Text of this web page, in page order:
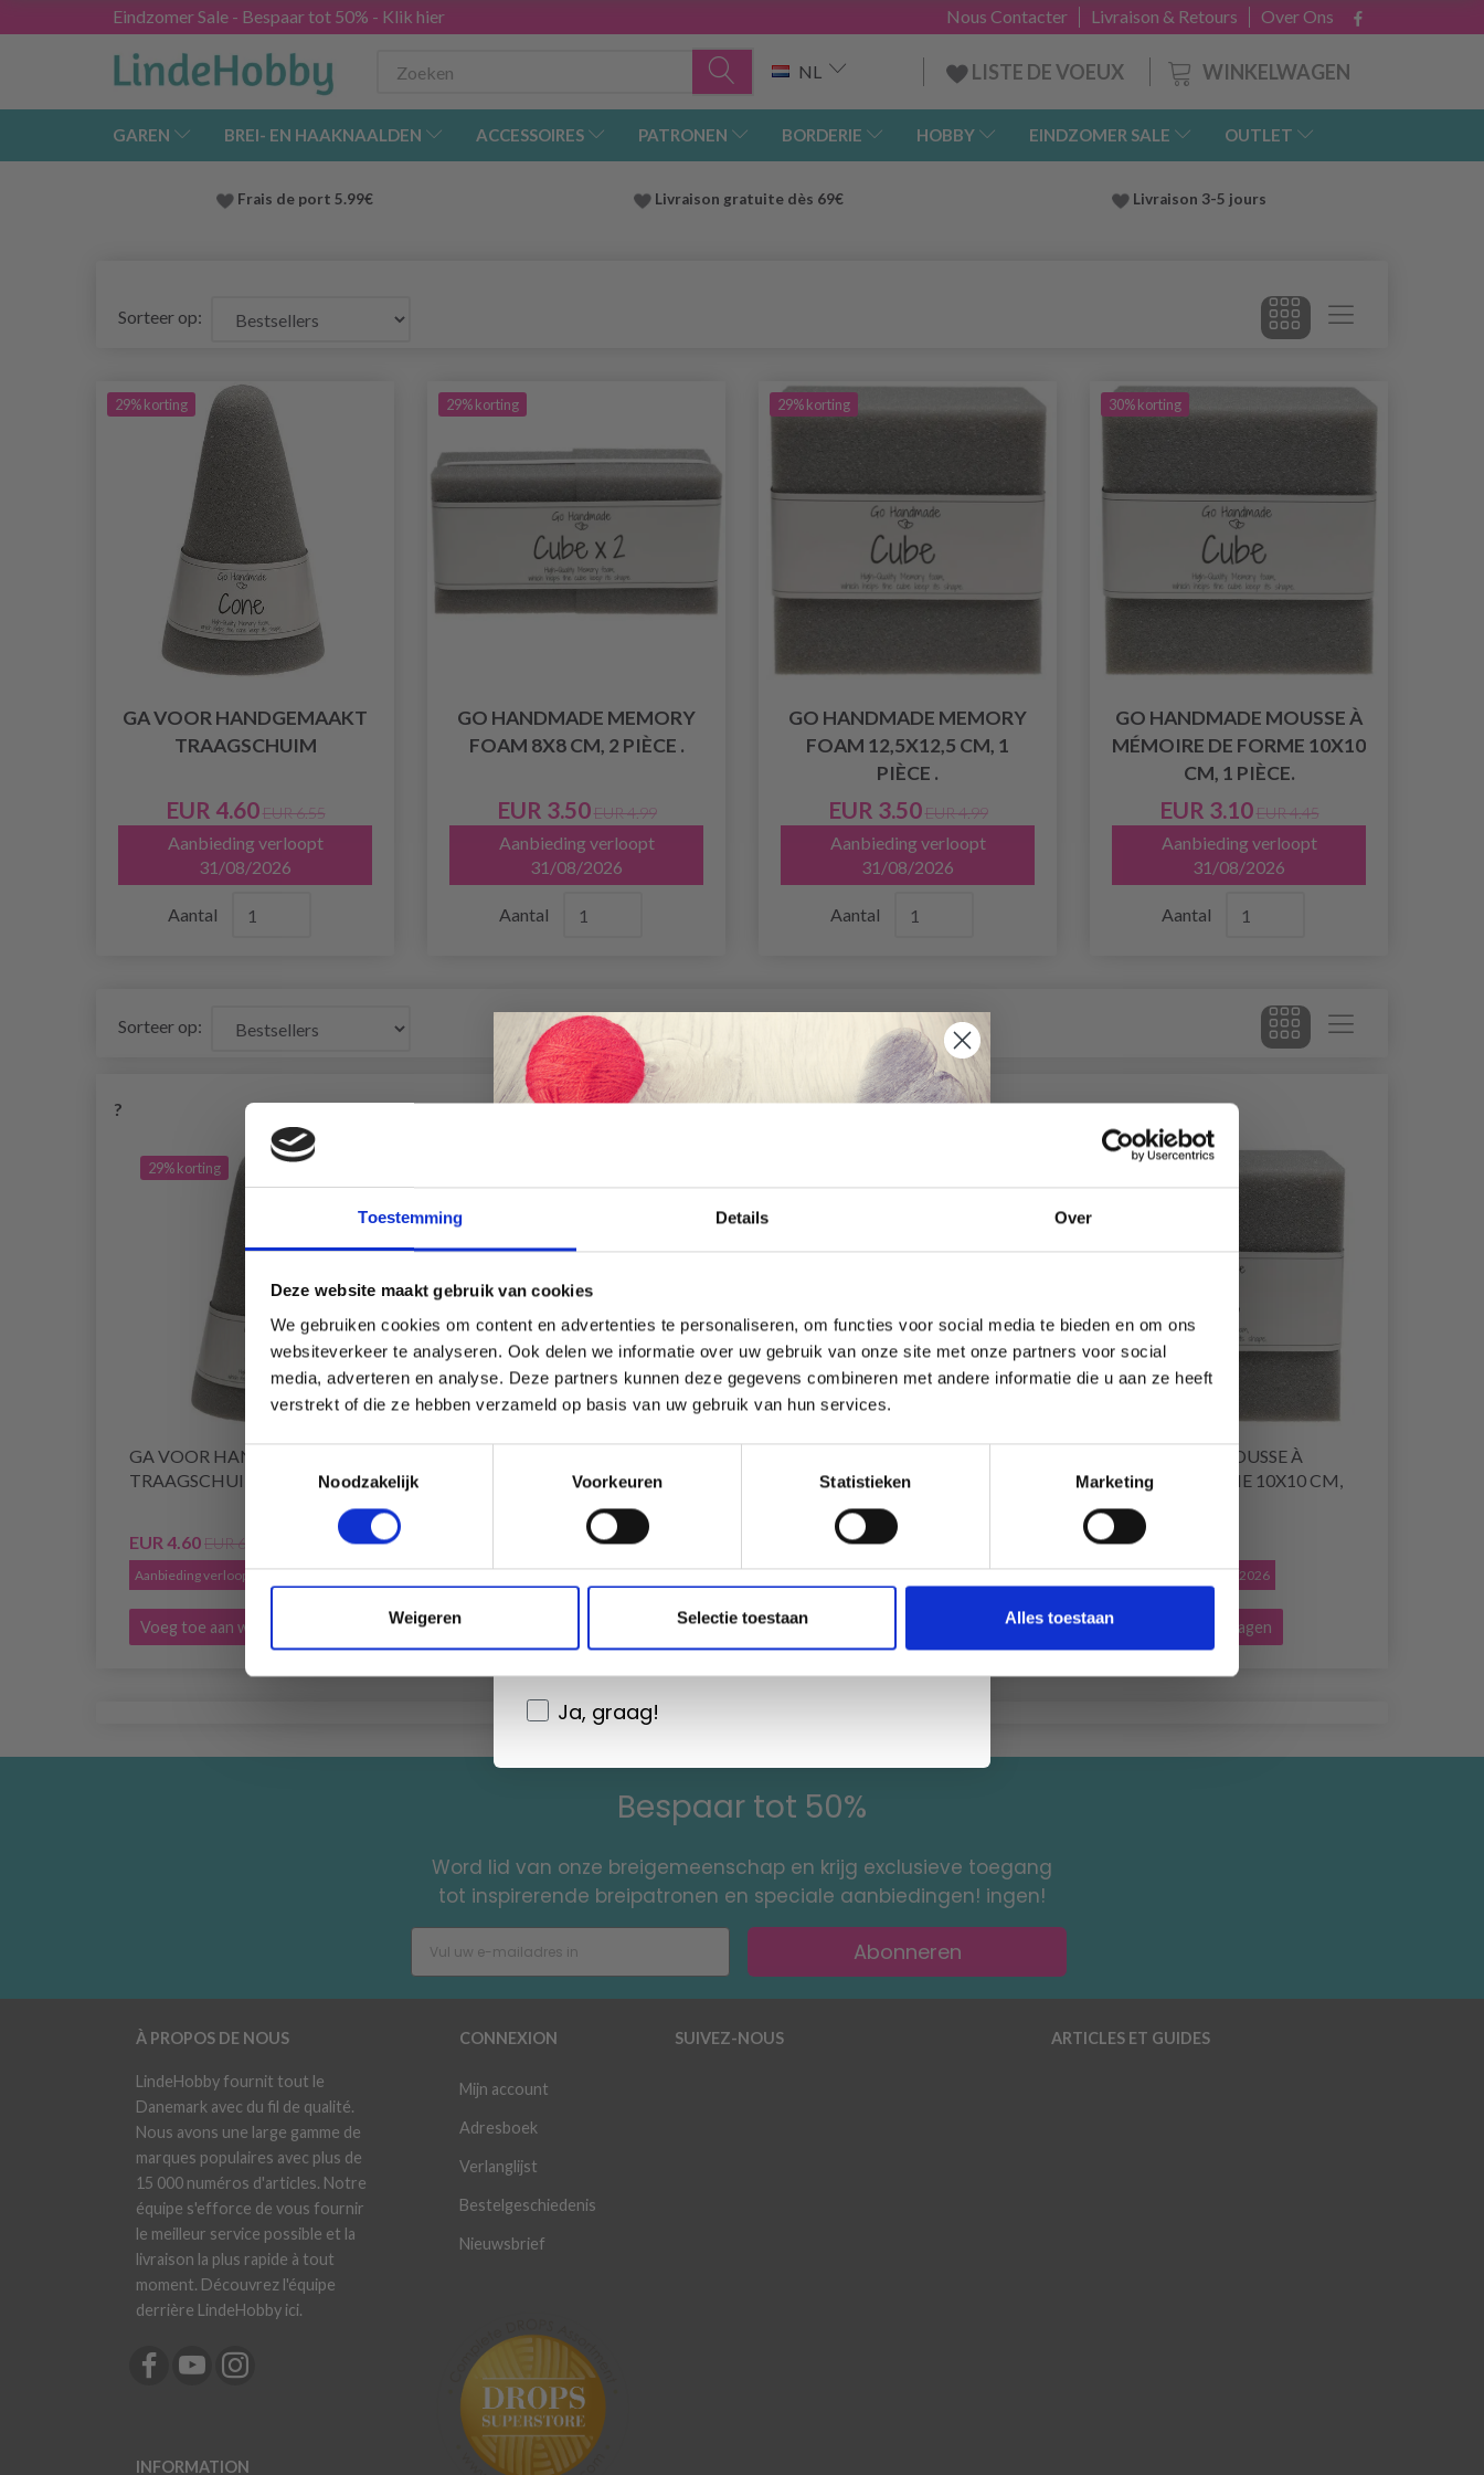
Toestemming Details Over
Deze website maakt gebruik van cookies
We gebruiken cookies om content en advertenties te personaliseren, om functies voor social media te bieden en om ons
websiteverkeer te analyseren. Ook delen we informatie over uw gebruik van onze site met onze partners voor social
media, adverteren en analyse. Deze partners kunnen deze gegevens combineren met andere informatie die u aan ze heeft
verstrekt of die ze hebben verzameld op basis van uw gebruik van hun services.
Toestemmingsselectie
Noodzakelijk
Voorkeuren Statistieken Marketing
Weigeren Selectie toestaan Alles toestaan
Eindzomer Sale - Bespaar tot 50% - Klik hier Over Ons
Livraison & Retours
Nous Contacter
WINKELWAGEN
NL LISTE DE VOEUX
GAREN BREI- EN HAAKNAALDEN ACCESSOIRES PATRONEN BORDERIE HOBBY EINDZOMER SALE OUTLET
Frais de port 5.99€ Livraison gratuite dès 69€ Livraison 3-5 jours
Sorteer op:
29% korting
GA VOOR HANDGEMAAKT
TRAAGSCHUIM
EUR 4.60 EUR 6.55
Aanbieding verloopt
31/08/2026
Aantal
29% korting
GO HANDMADE MEMORY
FOAM 8X8 CM, 2 PIÈCE .
EUR 3.50 EUR 4.99
Aanbieding verloopt
31/08/2026
Aantal
29% korting
GO HANDMADE MEMORY
FOAM 12,5X12,5 CM, 1
PIÈCE .
EUR 3.50 EUR 4.99
Aanbieding verloopt
31/08/2026
Aantal
30% korting
GO HANDMADE MOUSSE À
MÉMOIRE DE FORME 10X10
CM, 1 PIÈCE.
EUR 3.10 EUR 4.45
Aanbieding verloopt
31/08/2026
Aantal
Sorteer op:
?
29% korting
GA VOOR HANDGEMAAKT
TRAAGSCHUIM
EUR 4.60EUR 6.55
Aanbieding verloopt 31/08/2026
Voeg toe aan winkelwagen
8X8 CM, 2 PIÈCE .
Voeg toe aan winkelwagen
12,5X12,5 CM, 1 PIÈCE .
EUR 4.99
Voeg toe aan winkelwagen
30% korting
GO HANDMADE MOUSSE À
MÉMOIRE DE FORME 10X10 CM,
1 PIÈCE.
EUR 3.10
Aanbieding verloopt 31/08/2026
Voeg toe aan winkelwagen
Bespaar tot 50%
Word lid van onze breigemeenschap en krijg exclusieve toegang
tot inspirerende breipatronen en speciale aanbiedingen! ingen!
Abonneren
À PROPOS DE NOUS
LindeHobby fournit tout le
Danemark avec du fil de qualité.
Nous avons une large gamme de
marques populaires avec plus de
15 000 numéros d'articles. Notre
équipe s'efforce de vous fournir
le meilleur service possible et la
livraison la plus rapide à tout
moment. Découvrez l'équipe
derrière LindeHobby ici.
INFORMATION
CONNEXION
Mijn account
Adresboek
Verlanglijst
Bestelgeschiedenis
Nieuwsbrief
SUIVEZ-NOUS ARTICLES ET GUIDES
Économisez jusqu'à 50 %
offres limitées en vous inscrivant à notre
newsletter gratuite !
Oui, inscrivez-moi !
Wil je liever nieuws ontvangen over onze
Ja, graag!